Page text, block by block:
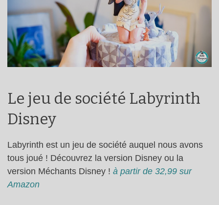
Le jeu de société Labyrinth
Disney
Labyrinth est un jeu de société auquel nous avons
tous joué ! Découvrez la version Disney ou la
version Méchants Disney ! à partir de 32,99 sur
Amazon